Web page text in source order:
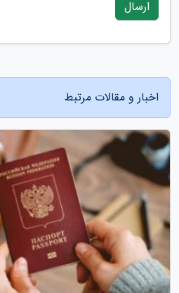
ارسال
اخبار و مقالات مرتبط